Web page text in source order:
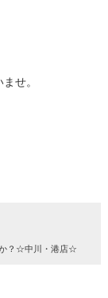
せ。
？☆中川・港店☆